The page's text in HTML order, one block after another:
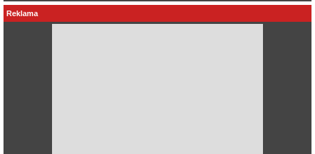
Reklama